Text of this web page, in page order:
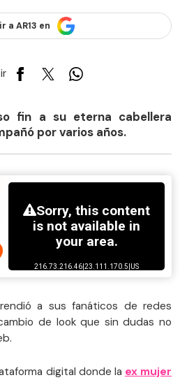
a AR13 en
fin a su eterna cabellera
por varios años.
a sus fanáticos de redes
de look que sin dudas no
digital donde la ex mujer